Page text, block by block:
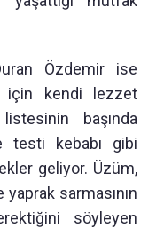
Özdemir ise
için kendi lezzet
başında
testi kebabı gibi
geliyor. Üzüm,
sarmasının
söyleyen